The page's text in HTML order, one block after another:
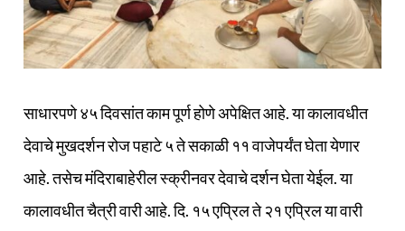
साधारपणे ४५ दिवसांत काम पूर्ण होणे अपेक्षित आहे. या कालावधीत
देवाचे मुखदर्शन रोज पहाटे ५ ते सकाळी ११ वाजेपर्यंत घेता येणार
आहे. तसेच मंदिराबाहेरील स्क्रीनवर देवाचे दर्शन घेता येईल. या
कालावधीत चैत्री वारी आहे. दि. १५ एप्रिल ते २१ एप्रिल या वारी